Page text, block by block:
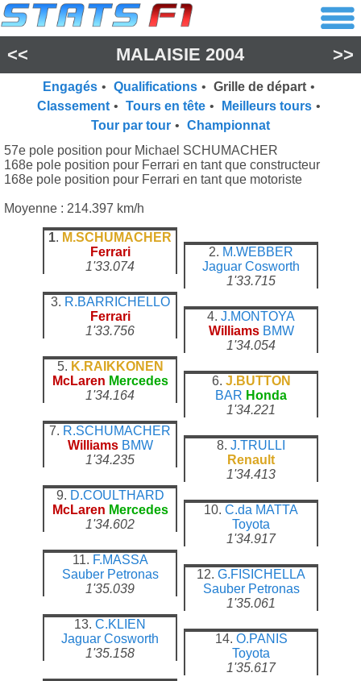
<< MALAISIE 2004 >>
Engagés • Qualifications • Grille de départ •
Classement • Tours en tête • Meilleurs tours •
Tour par tour • Championnat
57e pole position pour Michael SCHUMACHER
168e pole position pour Ferrari en tant que constructeur
168e pole position pour Ferrari en tant que motoriste
Moyenne : 214.397 km/h
1. M.SCHUMACHER
Ferrari
1'33.074
2. M.WEBBER
Jaguar Cosworth
1'33.715
3. R.BARRICHELLO
Ferrari
1'33.756
4. J.MONTOYA
Williams BMW
1'34.054
5. K.RAIKKONEN
McLaren Mercedes
1'34.164
6. J.BUTTON
BAR Honda
1'34.221
7. R.SCHUMACHER
Williams BMW
1'34.235
8. J.TRULLI
Renault
1'34.413
9. D.COULTHARD
McLaren Mercedes
1'34.602
10. C.da MATTA
Toyota
1'34.917
11. F.MASSA
Sauber Petronas
1'35.039
12. G.FISICHELLA
Sauber Petronas
1'35.061
13. C.KLIEN
Jaguar Cosworth
1'35.158
14. O.PANIS
Toyota
1'35.617